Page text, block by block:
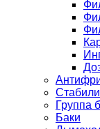
Группа
Баки